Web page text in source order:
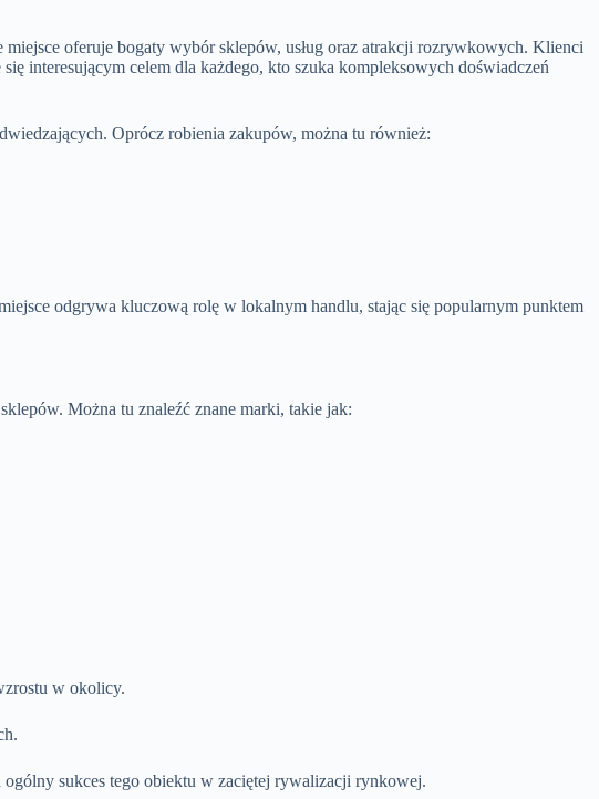
oferuje bogaty wybór sklepów, usług oraz atrakcji rozrywkowych. Klienci
się interesującym celem dla każdego, kto szuka kompleksowych doświadczeń
Oprócz robienia zakupów, można tu również:
odgrywa kluczową rolę w lokalnym handlu, stając się popularnym punktem
Można tu znaleźć znane marki, takie jak:
w okolicy.
ogólny sukces tego obiektu w zaciętej rywalizacji rynkowej.